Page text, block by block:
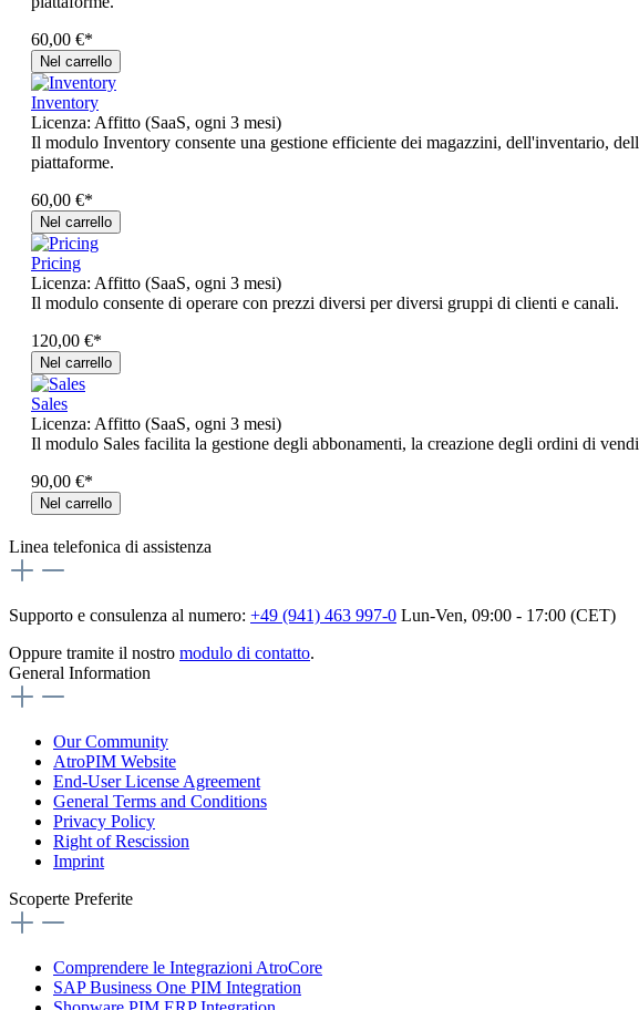
60,00 €*
Nel carrello
Inventory
Licenza: Affitto (SaaS, ogni 3 mesi)
Il modulo Inventory consente una gestione efficiente dei magazzini, dell'inventario,
piattaforme.
60,00 €*
Nel carrello
Pricing
Licenza: Affitto (SaaS, ogni 3 mesi)
Il modulo consente di operare con prezzi diversi per diversi gruppi di clienti e canali.
120,00 €*
Nel carrello
Sales
Licenza: Affitto (SaaS, ogni 3 mesi)
Il modulo Sales facilita la gestione degli abbonamenti, la creazione degli ordini di
90,00 €*
Nel carrello
Linea telefonica di assistenza
Supporto e consulenza al numero: +49 (941) 463 997-0 Lun-Ven, 09:00 - 17:00 (CET)
Oppure tramite il nostro modulo di contatto.
General Information
Our Community
AtroPIM Website
End-User License Agreement
General Terms and Conditions
Privacy Policy
Right of Rescission
Imprint
Scoperte Preferite
Comprendere le Integrazioni AtroCore
SAP Business One PIM Integration